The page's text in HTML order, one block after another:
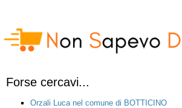
Forse cercavi...
Orzali Luca nel comune di BOTTICINO